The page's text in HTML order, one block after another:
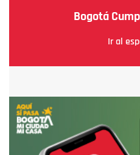
Bogotá
Ir al